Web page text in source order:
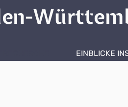
EINBLICKE